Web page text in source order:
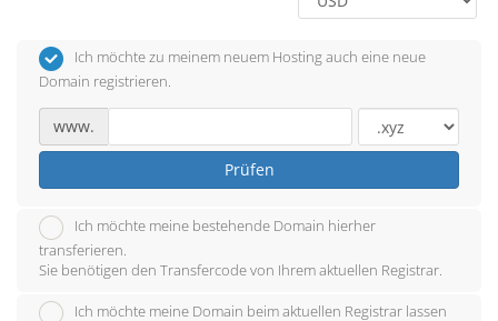
Ich möchte zu meinem neuem Hosting auch eine neue
Domain registrieren.
www.
Prüfen
Ich möchte meine bestehende Domain hierher
transferieren.
Sie benötigen den Transfercode von Ihrem aktuellen Registrar.
Ich möchte meine Domain beim aktuellen Registrar lassen